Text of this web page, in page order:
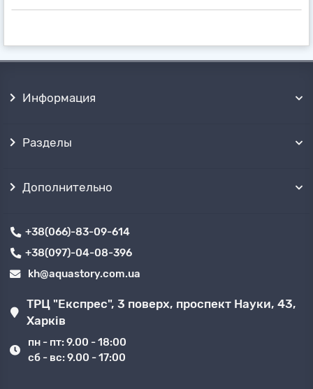
Информация
Разделы
Дополнительно
+38(066)-83-09-614
+38(097)-04-08-396
kh@aquastory.com.ua
ТРЦ "Експрес", 3 поверх, проспект Науки, 43,
Харків
пн - пт: 9.00 - 18:00
сб - вс: 9.00 - 17:00